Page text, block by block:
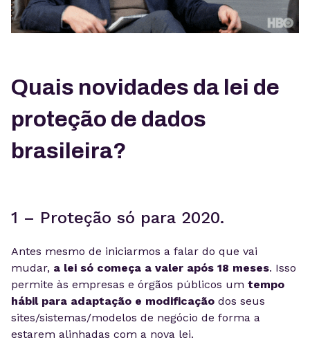
Quais novidades da lei de
proteção de dados
brasileira?
1 – Proteção só para 2020.
Antes mesmo de iniciarmos a falar do que vai
mudar, a lei só começa a valer após 18 meses. Isso
permite às empresas e órgãos públicos um tempo
hábil para adaptação e modificação dos seus
sites/sistemas/modelos de negócio de forma a
estarem alinhadas com a nova lei.